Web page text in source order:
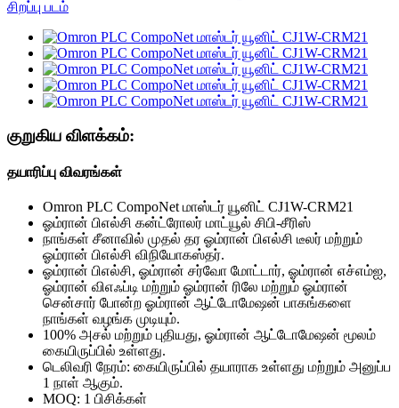
குறுகிய விளக்கம்:
தயாரிப்பு விவரங்கள்
Omron PLC CompoNet மாஸ்டர் யூனிட் CJ1W-CRM21
ஓம்ரான் பிஎல்சி கன்ட்ரோலர் மாட்யூல் சிபி-சீரிஸ்
நாங்கள் சீனாவில் முதல் தர ஓம்ரான் பிஎல்சி டீலர் மற்றும்
ஓம்ரான் பிஎல்சி விநியோகஸ்தர்.
ஓம்ரான் பிஎல்சி, ஓம்ரான் சர்வோ மோட்டார், ஓம்ரான் எச்எம்ஐ,
ஓம்ரான் விஎஃப்டி மற்றும் ஓம்ரான் ரிலே மற்றும் ஓம்ரான்
சென்சார் போன்ற ஓம்ரான் ஆட்டோமேஷன் பாகங்களை
நாங்கள் வழங்க முடியும்.
100% அசல் மற்றும் புதியது, ஓம்ரான் ஆட்டோமேஷன் மூலம்
கையிருப்பில் உள்ளது.
டெலிவரி நேரம்: கையிருப்பில் தயாராக உள்ளது மற்றும் அனுப்ப
1 நாள் ஆகும்.
MOQ: 1 பிசிக்கள்